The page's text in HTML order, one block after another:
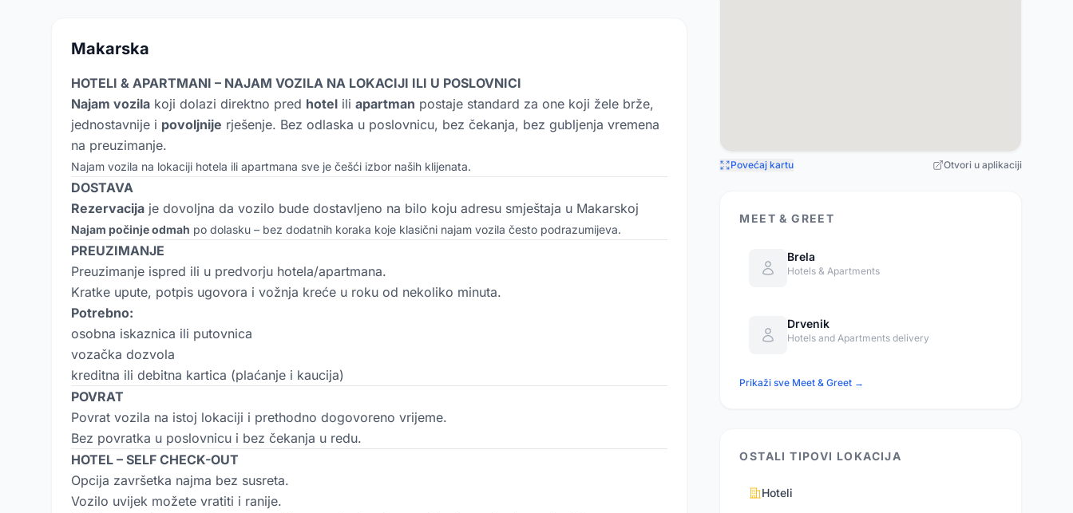
Makarska
HOTELI & APARTMANI – NAJAM VOZILA NA LOKACIJI ILI U POSLOVNICI
Najam vozila koji dolazi direktno pred hotel ili apartman postaje standard za one koji žele brže,
jednostavnije i povoljnije rješenje. Bez odlaska u poslovnicu, bez čekanja, bez gubljenja vremena
na preuzimanje.
Najam vozila na lokaciji hotela ili apartmana sve je češći izbor naših klijenata.
DOSTAVA
Rezervacija je dovoljna da vozilo bude dostavljeno na bilo koju adresu smještaja u Makarskoj
Najam počinje odmah po dolasku – bez dodatnih koraka koje klasični najam vozila često podrazumijeva.
PREUZIMANJE
Preuzimanje ispred ili u predvorju hotela/apartmana.
Kratke upute, potpis ugovora i vožnja kreće u roku od nekoliko minuta.
Potrebno:
osobna iskaznica ili putovnica
vozačka dozvola
kreditna ili debitna kartica (plaćanje i kaucija)
POVRAT
Povrat vozila na istoj lokaciji i prethodno dogovoreno vrijeme.
Bez povratka u poslovnicu i bez čekanja u redu.
HOTEL – SELF CHECK-OUT
Opcija završetka najma bez susreta.
Vozilo uvijek možete vratiti i ranije.
Povećaj kartu Otvori u aplikaciji
MEET & GREET
Brela
Hotels & Apartments
Drvenik
Hotels and Apartments delivery
Prikaži sve Meet & Greet →
OSTALI TIPOVI LOKACIJA
Hoteli